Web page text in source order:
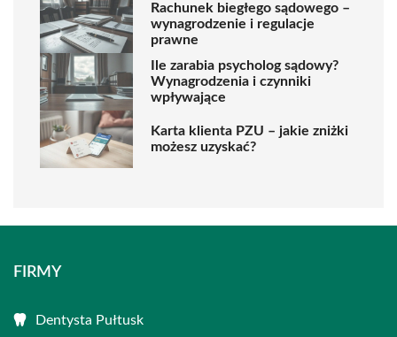
Rachunek biegłego sądowego –
wynagrodzenie i regulacje
prawne
Ile zarabia psycholog sądowy?
Wynagrodzenia i czynniki
wpływające
Karta klienta PZU – jakie zniżki
możesz uzyskać?
FIRMY
Dentysta Pułtusk